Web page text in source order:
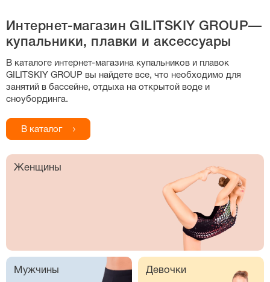
Интернет-магазин GILITSKIY GROUP—
купальники, плавки и аксессуары
В каталоге интернет-магазина купальников и плавок
GILITSKIY GROUP вы найдете все, что необходимо для
занятий в бассейне, отдыха на открытой воде и
сноубординга.
В каталог
Женщины
Мужчины Девочки